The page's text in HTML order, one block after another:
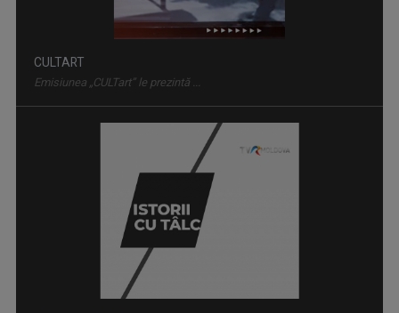
ISTORII CU TÂLC
Este o emisiune de tip podcast, cu invitați ...